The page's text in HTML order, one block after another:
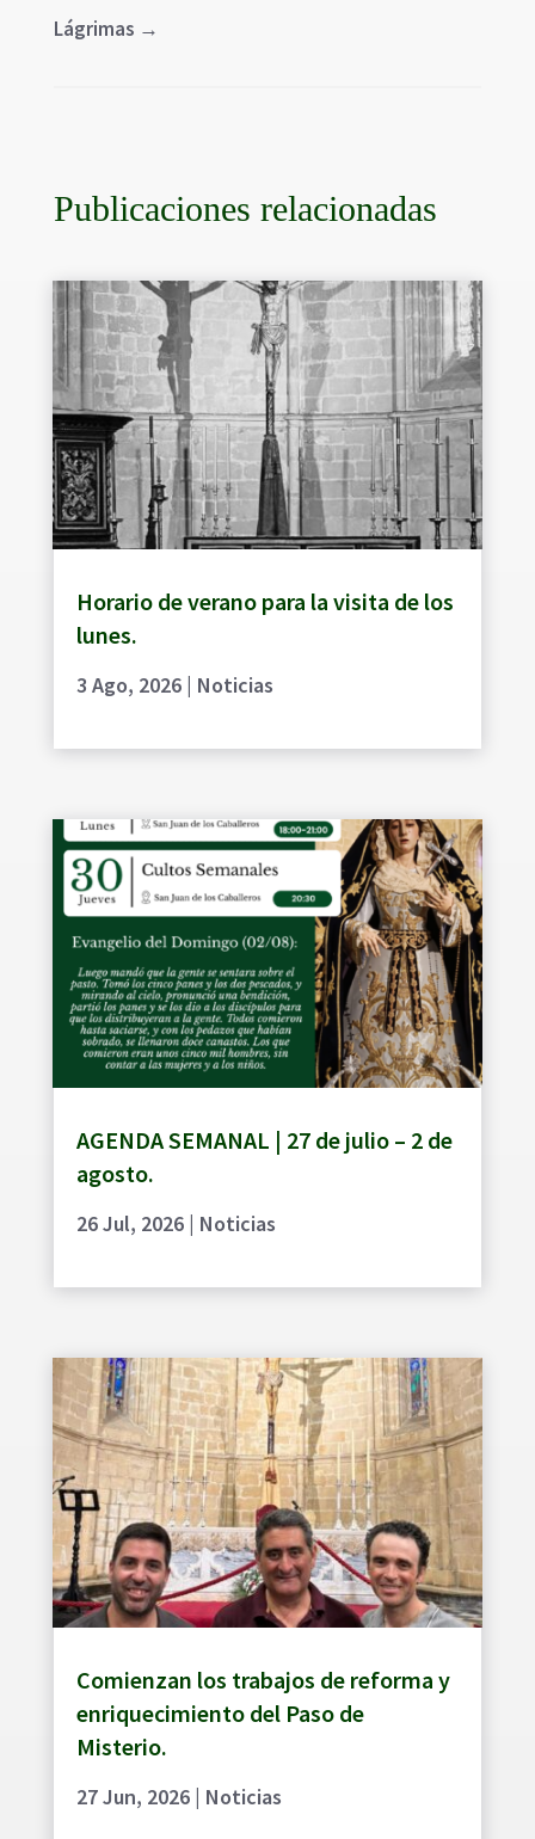
Lágrimas →
Publicaciones relacionadas
Horario de verano para la visita de los
lunes.
3 Ago, 2026| Noticias
AGENDA SEMANAL | 27 de julio – 2 de
agosto.
26 Jul, 2026| Noticias
Comienzan los trabajos de reforma y
enriquecimiento del Paso de
Misterio.
27 Jun, 2026| Noticias